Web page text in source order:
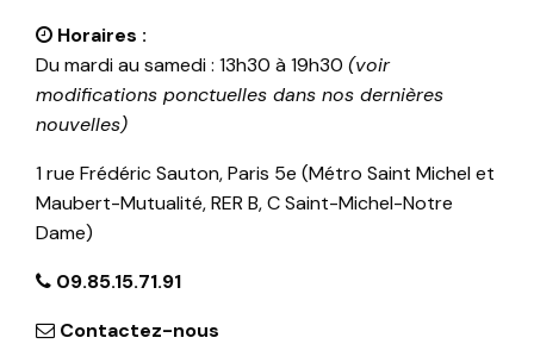
Horaires :
Du mardi au samedi : 13h30 à 19h30 (voir
modifications ponctuelles dans nos dernières
nouvelles)
1 rue Frédéric Sauton, Paris 5e (Métro Saint Michel et
Maubert-Mutualité, RER B, C Saint-Michel-Notre
Dame)
09.85.15.71.91
Contactez-nous